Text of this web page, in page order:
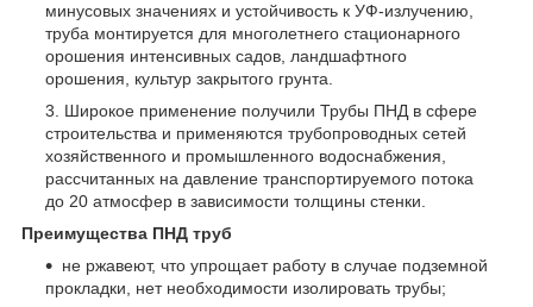
минусовых значениях и устойчивость к УФ-излучению,
труба монтируется для многолетнего стационарного
орошения интенсивных садов, ландшафтного
орошения, культур закрытого грунта.
Широкое применение получили Трубы ПНД в сфере
строительства и применяются трубопроводных сетей
хозяйственного и промышленного водоснабжения,
рассчитанных на давление транспортируемого потока
до 20 атмосфер в зависимости толщины стенки.
Преимущества ПНД труб
не ржавеют, что упрощает работу в случае подземной
прокладки, нет необходимости изолировать трубы;